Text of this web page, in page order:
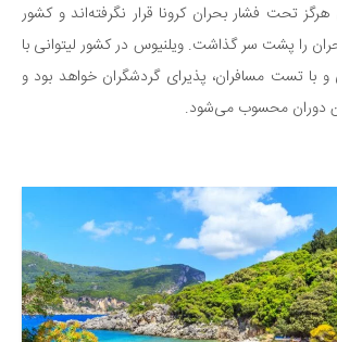
هرگز تحت فشار بحران کرونا قرار نگرفته‌اند و کشور
را پشت سر گذاشت. ویلنیوس در کشور لیتوانی با
و با تست مسافران، پذیرای گردشگران خواهد بود و
دوران محسوب می‌شود.